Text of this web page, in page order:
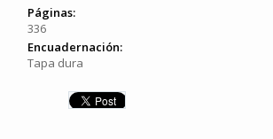
Páginas:
336
Encuadernación:
Tapa dura